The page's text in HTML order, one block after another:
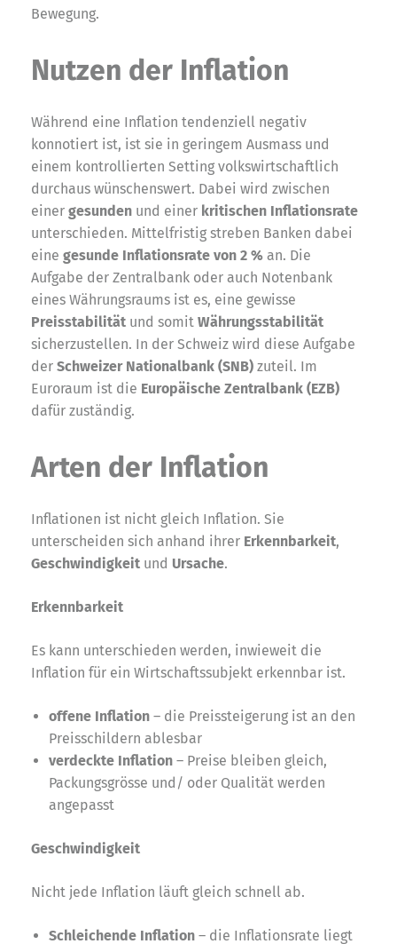
Bewegung.
Nutzen der Inflation
Während eine Inflation tendenziell negativ
konnotiert ist, ist sie in geringem Ausmass und
einem kontrollierten Setting volkswirtschaftlich
durchaus wünschenswert. Dabei wird zwischen
einer gesunden und einer kritischen Inflationsrate
unterschieden. Mittelfristig streben Banken dabei
eine gesunde Inflationsrate von 2 % an. Die
Aufgabe der Zentralbank oder auch Notenbank
eines Währungsraums ist es, eine gewisse
Preisstabilität und somit Währungsstabilität
sicherzustellen. In der Schweiz wird diese Aufgabe
der Schweizer Nationalbank (SNB) zuteil. Im
Euroraum ist die Europäische Zentralbank (EZB)
dafür zuständig.
Arten der Inflation
Inflationen ist nicht gleich Inflation. Sie
unterscheiden sich anhand ihrer Erkennbarkeit,
Geschwindigkeit und Ursache.
Erkennbarkeit
Es kann unterschieden werden, inwieweit die
Inflation für ein Wirtschaftssubjekt erkennbar ist.
offene Inflation – die Preissteigerung ist an den
Preisschildern ablesbar
verdeckte Inflation – Preise bleiben gleich,
Packungsgrösse und/ oder Qualität werden
angepasst
Geschwindigkeit
Nicht jede Inflation läuft gleich schnell ab.
Schleichende Inflation – die Inflationsrate liegt